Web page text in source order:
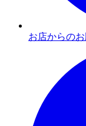
お店からの